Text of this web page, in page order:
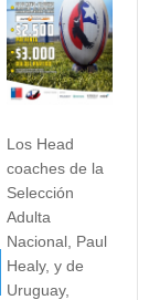
Los Head
coaches de la
Selección
Adulta
Nacional, Paul
Healy, y de
Uruguay,